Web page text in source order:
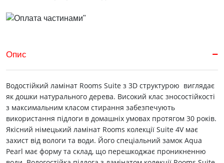
Опис
Водостійкий ламінат Rooms Suite з 3D структурою виглядає
як дошки натурального дерева. Високий клас зносостійкості
з максимальним класом стирання забезпечують
використання підлоги в домашніх умовах протягом 30 років.
Якісний німецький ламінат Rooms колекції Suite 4V має
захист від вологи та води. Його спеціальний замок Aqua
Pearl має форму та склад, що перешкоджає проникненню